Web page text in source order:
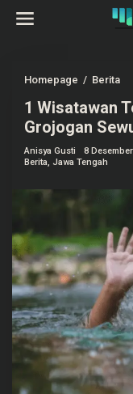
Homepage / Berita
i
s
a
a
n
w
a
s
T
e
r
s
a
p
u
A
i
B
1 Wisatawan
Grojogan
Anisya Gusti
8
Berita, Jawa Tengah